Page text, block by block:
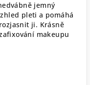
jemný
pleti a pomáhá
ji. Krásně
makeupu